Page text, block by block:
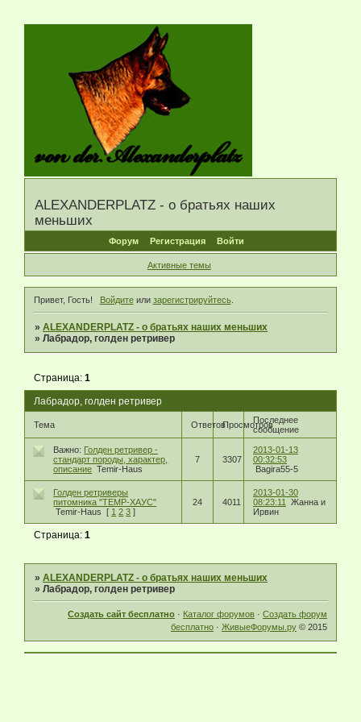
ALEXANDERPLATZ - о братьях наших
меньших
Форум Регистрация Войти
Активные темы
Привет, Гость! Войдитеили зарегистрируйтесь.
»ALEXANDERPLATZ - о братьях наших меньших
»Лабрадор, голден ретривер
Лабрадор, голден ретривер
Страница:1
Тема ОтветовПросмотровПоследнее
сообщение
Важно: Голден ретривер -
стандарт породы, характер,
описание Temir-Haus
7 3307
2013-01-13
00:32:53
Bagira55-5
Голден ретриверы
питомника "ТЕМР-ХАУС"
Temir-Haus
[ 1 2 3 ]
24 4011
2013-01-30
08:23:11
Жанна и
Ирвин
Страница:1
»ALEXANDERPLATZ - о братьях наших меньших
»Лабрадор, голден ретривер
Создать сайт бесплатно · Каталог форумов · Создать форум
бесплатно · ЖивыеФорумы.ру © 2015